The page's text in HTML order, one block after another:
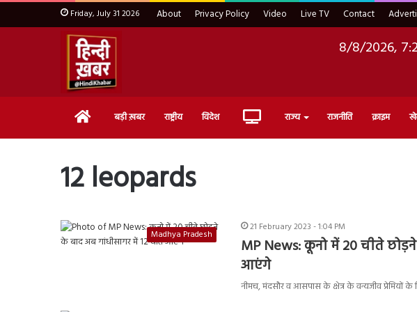
Friday, July 31 2026 About Privacy Policy Video Live TV Contact
8/8/2026,
Home बड़ी ख़बर राष्ट्रीय विदेश Live राज्य राजनीति क्राइम
12 leopards
Madhya Pradesh
21 February 2023 - 1:04 PM
MP News: कूनो में 20 चीते
आएंगे
नीमच, मंदसौर व आसपास के क्षेत्र के वन्यजीव प्रेमियों